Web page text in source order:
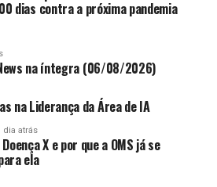
a principal aplicação da IA
saúde humana”, disse ele. “É
valor inequívoco para o mundo,
demonstrar isso do que ajudar
como o câncer?”
operação nacional. O
dias contra a próxima pandemia
na íntegra (06/08/2026)
na Liderança da Área de IA
dia atrás
Doença X e por que a OMS já se
ela